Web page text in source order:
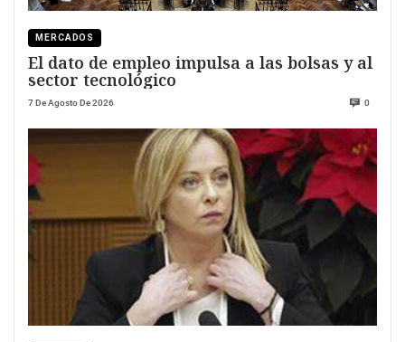
MERCADOS
El dato de empleo impulsa a las bolsas y al
sector tecnológico
7 De Agosto De 2026 0